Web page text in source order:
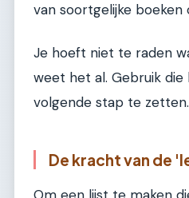
van soortgelijke boeken
Je hoeft niet te raden
weet het al. Gebruik die
volgende stap te zetten.
De kracht van de